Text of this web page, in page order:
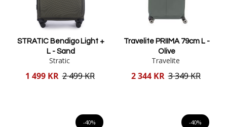
STRATIC Bendigo Light +
L - Sand
Stratic
Reducerat
1 499 KR 2 499 KR
Travelite PRIIMA 79cm L -
Olive
Travelite
Reducerat
2 344 KR 3 349 KR
-40% -40%